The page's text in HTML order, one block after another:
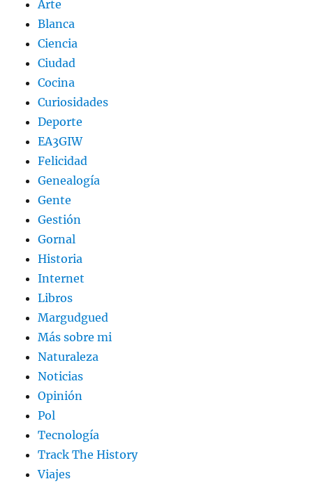
Arte
Blanca
Ciencia
Ciudad
Cocina
Curiosidades
Deporte
EA3GIW
Felicidad
Genealogía
Gente
Gestión
Gornal
Historia
Internet
Libros
Margudgued
Más sobre mi
Naturaleza
Noticias
Opinión
Pol
Tecnología
Track The History
Viajes